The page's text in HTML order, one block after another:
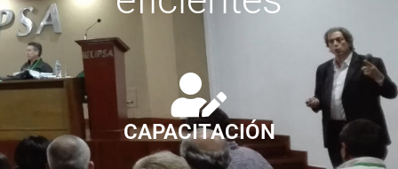
CAPACITACIÓN